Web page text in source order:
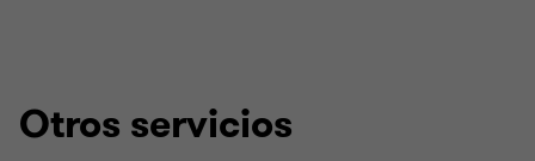
Otros servicios